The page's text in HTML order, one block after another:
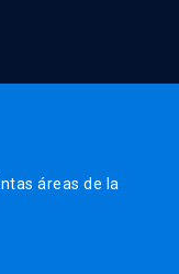
áreas de la